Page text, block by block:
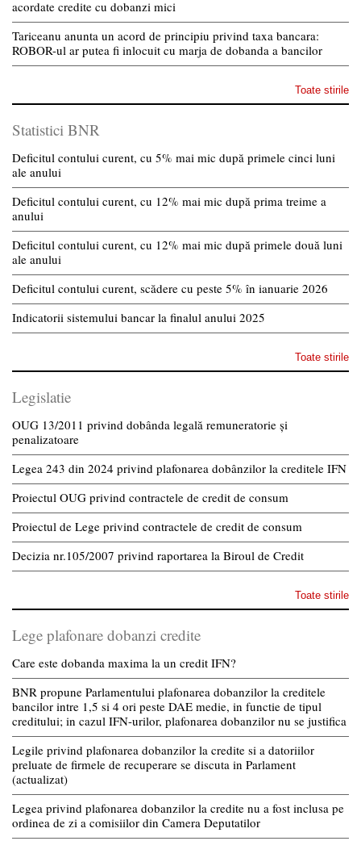
acordate credite cu dobanzi mici
Tariceanu anunta un acord de principiu privind taxa bancara:
ROBOR-ul ar putea fi inlocuit cu marja de dobanda a bancilor
Toate stirile
Statistici BNR
Deficitul contului curent, cu 5% mai mic după primele cinci luni
ale anului
Deficitul contului curent, cu 12% mai mic după prima treime a
anului
Deficitul contului curent, cu 12% mai mic după primele două luni
ale anului
Deficitul contului curent, scădere cu peste 5% în ianuarie 2026
Indicatorii sistemului bancar la finalul anului 2025
Toate stirile
Legislatie
OUG 13/2011 privind dobânda legală remuneratorie și
penalizatoare
Legea 243 din 2024 privind plafonarea dobânzilor la creditele IFN
Proiectul OUG privind contractele de credit de consum
Proiectul de Lege privind contractele de credit de consum
Decizia nr.105/2007 privind raportarea la Biroul de Credit
Toate stirile
Lege plafonare dobanzi credite
Care este dobanda maxima la un credit IFN?
BNR propune Parlamentului plafonarea dobanzilor la creditele
bancilor intre 1,5 si 4 ori peste DAE medie, in functie de tipul
creditului; in cazul IFN-urilor, plafonarea dobanzilor nu se justifica
Legile privind plafonarea dobanzilor la credite si a datoriilor
preluate de firmele de recuperare se discuta in Parlament
(actualizat)
Legea privind plafonarea dobanzilor la credite nu a fost inclusa pe
ordinea de zi a comisiilor din Camera Deputatilor